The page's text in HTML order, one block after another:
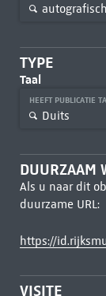
TYPE
Taal
HEEFT PUBLICATIE
Duits
DUURZAAM
Als u naar dit
duurzame URL:
https://
VISITE